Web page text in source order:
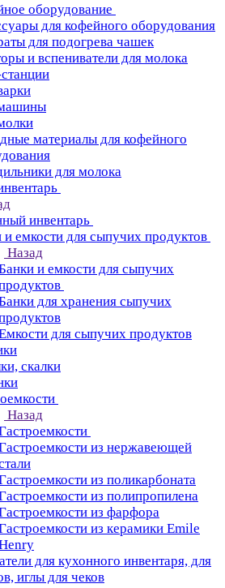
оборудование
для кофейного оборудования
для подогрева чашек
и вспениватели для молока
материалы для кофейного
для молока
инвентарь
и емкости для сыпучих продуктов
Назад
и емкости для сыпучих
для хранения сыпучих
для сыпучих продуктов
скалки
Назад
из нержавеющей
из поликарбоната
из полипропилена
из фарфора
из керамики Emile
для кухонного инвентаря, для
иглы для чеков